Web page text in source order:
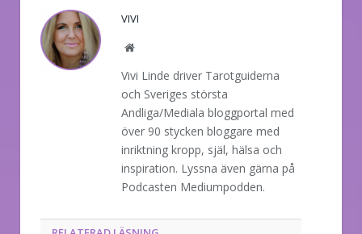
VIVI
Website
Vivi Linde driver Tarotguiderna
och Sveriges största
Andliga/Mediala bloggportal med
över 90 stycken bloggare med
inriktning kropp, själ, hälsa och
inspiration. Lyssna även gärna på
Podcasten Mediumpodden.